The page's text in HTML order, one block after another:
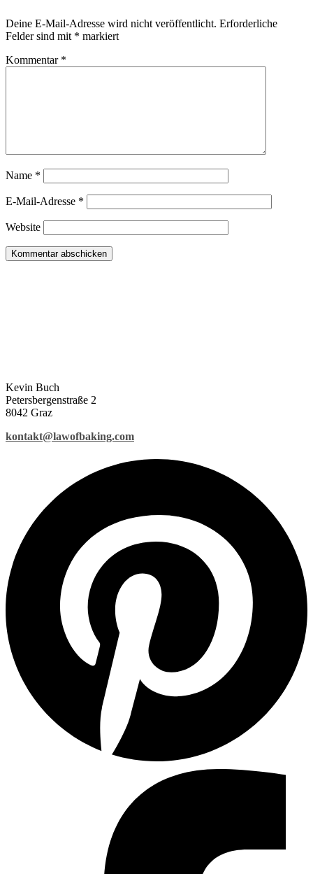
Deine E-Mail-Adresse wird nicht veröffentlicht. Erforderliche
Felder sind mit * markiert
Kommentar *
Name *
E-Mail-Adresse *
Website
Kevin Buch
Petersbergenstraße 2
8042 Graz
kontakt@lawofbaking.com